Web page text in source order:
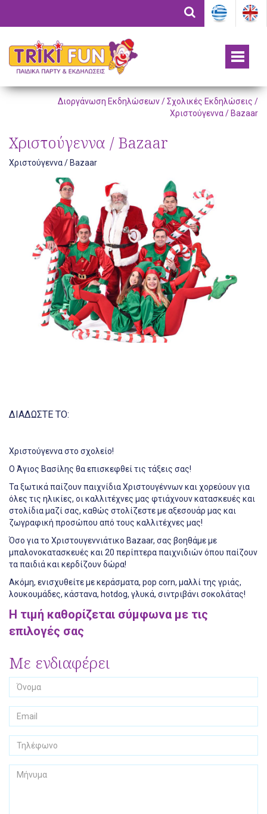
Διοργάνωση Εκδηλώσεων /Σχολικές Εκδηλώσεις /
Χριστούγεννα / Βazaar
Χριστούγεννα / Βazaar
Χριστούγεννα / Βazaar
ΔΙΑΔΩΣΤΕ ΤΟ:
Χριστούγεννα στο σχολείο!
Ο Άγιος Βασίλης θα επισκεφθεί τις τάξεις σας!
Τα ξωτικά παίζουν παιχνίδια Χριστουγέννων και χορεύουν για
όλες τις ηλικίες, οι καλλιτέχνες μας φτιάχνουν κατασκευές και
στολίδια μαζί σας, καθώς στολίζεστε με αξεσουάρ μας και
ζωγραφική προσώπου από τους καλλιτέχνες μας!
Όσο για το Χριστουγεννιάτικο Βazaar, σας βοηθάμε με
μπαλονοκατασκευές και 20 περίπτερα παιχνιδιών όπου παίζουν
τα παιδιά και κερδίζουν δώρα!
Ακόμη, ενισχυθείτε με κεράσματα, pop corn, μαλλί της γριάς,
λουκουμάδες, κάστανα, hotdog, γλυκά, σιντριβάνι σοκολάτας!
Η τιμή καθορίζεται σύμφωνα με τις
επιλογές σας
Με ενδιαφέρει